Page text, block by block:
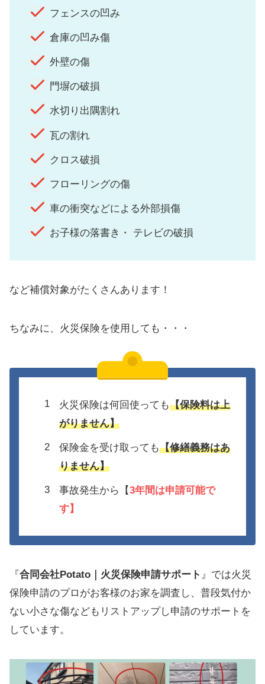
フェンスの凹み
倉庫の凹み傷
外壁の傷
門塀の破損
水切り出隅割れ
瓦の割れ
クロス破損
フローリングの傷
車の衝突などによる外部損傷
お子様の落書き・ テレビの破損
など補償対象がたくさんあります！
ちなみに、火災保険を使用しても・・・
火災保険は何回使っても【保険料は上
がりません】
保険金を受け取っても【修繕義務はあ
りません】
事故発生から【3年間は申請可能で
す】
『 合同会社Potato｜火災保険申請サポート 』では火災
保険申請のプロがお客様のお家を調査し、普段気付か
ない小さな傷などもリストアップし申請のサポートを
しています。